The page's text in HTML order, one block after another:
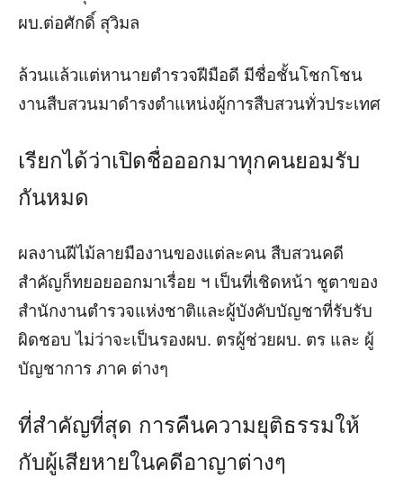
ผบ.ต่อศักดิ์ สุวิมล
ล้วนแล้วแต่หานายตำรวจฝีมือดี มีชื่อชั้นโชกโชน
งานสืบสวนมาดำรงตำแหน่งผู้การสืบสวนทั่วประเทศ
เรียกได้ว่าเปิดชื่อออกมาทุกคนยอมรับ
กันหมด
ผลงานฝีไม้ลายมืองานของแต่ละคน สืบสวนคดี
สำคัญก็ทยอยออกมาเรื่อย ฯ เป็นที่เชิดหน้า ชูตาของ
สำนักงานตำรวจแห่งชาติและผู้บังคับบัญชาที่รับรับ
ผิดชอบ ไม่ว่าจะเป็นรองผบ. ตรผู้ช่วยผบ. ตร และ ผู้
บัญชาการ ภาค ต่างๆ
ที่สำคัญที่สุด การคืนความยุติธรรมให้
กับผู้เสียหายในคดีอาญาต่างๆ